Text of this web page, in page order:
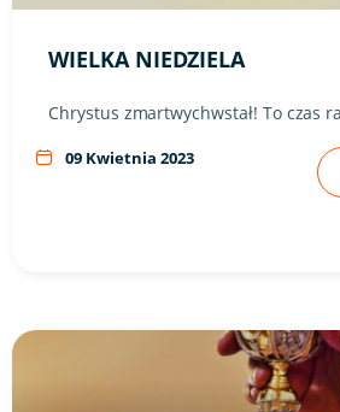
WIELKA NIEDZIELA
Chrystus zmartwychwstał! To czas
09 Kwietnia 2023
Link do artykułu "Wielki czwartek" ze